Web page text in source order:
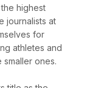
highest
journalists at
for
athletes and
ones.